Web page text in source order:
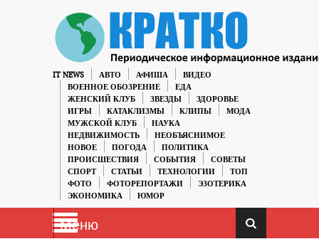
IT NEWS АВТО АФИША
ВИДЕО
ВОЕННОЕ ОБОЗРЕНИЕ
ЕДА
ЖЕНСКИЙ КЛУБ
ЗВЕЗДЫ
ЗДОРОВЬЕ
ИГРЫ
КАТАКЛИЗМЫ КЛИПЫ
МОДА
МУЖСКОЙ КЛУБ
НАУКА
НЕДВИЖИМОСТЬ
НЕОБЪЯСНИМОЕ
НОВОЕ
ПОГОДА
ПОЛИТИКА
ПРОИСШЕСТВИЯ
СОБЫТИЯ
СОВЕТЫ
СПОРТ
СТАТЬИ ТЕХНОЛОГИИ
ТОП
ФОТО
ФОТОРЕПОРТАЖИ
ЭЗОТЕРИКА
ЭКОНОМИКА
ЮМОР
Меню